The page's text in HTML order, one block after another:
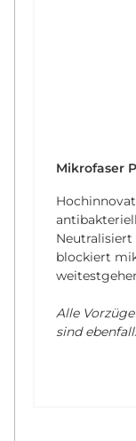
Mikrofaser
Neutralisiert
blockiert
Alle
sind